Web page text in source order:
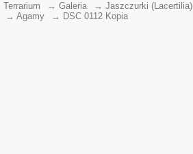
Terrarium → Galeria → Jaszczurki (Lacertilia)
→ Agamy → DSC 0112 Kopia